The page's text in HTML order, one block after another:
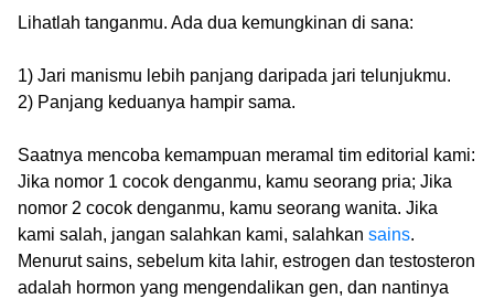
Lihatlah tanganmu. Ada dua kemungkinan di sana:
1) Jari manismu lebih panjang daripada jari telunjukmu.
2) Panjang keduanya hampir sama.
Saatnya mencoba kemampuan meramal tim editorial kami:
Jika nomor 1 cocok denganmu, kamu seorang pria; Jika
nomor 2 cocok denganmu, kamu seorang wanita. Jika
kami salah, jangan salahkan kami, salahkan sains.
Menurut sains, sebelum kita lahir, estrogen dan testosteron
adalah hormon yang mengendalikan gen, dan nantinya